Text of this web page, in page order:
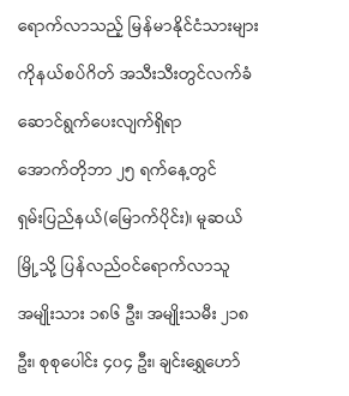
ရောက်လာသည့် မြန်မာနိုင်ငံသားများ
ကိုနယ်စပ်ဂိတ် အသီးသီးတွင်လက်ခံ
ဆောင်ရွက်ပေးလျက်ရှိရာ
အောက်တိုဘာ ၂၅ ရက်နေ့တွင်
ရှမ်းပြည်နယ်(မြောက်ပိုင်း)၊ မူဆယ်
မြို့သို့ ပြန်လည်ဝင်ရောက်လာသူ
အမျိုးသား ၁၈၆ ဦး၊ အမျိုးသမီး ၂၁၈
ဦး၊ စုစုပေါင်း ၄၀၄ ဦး၊ ချင်းရွှေဟော်